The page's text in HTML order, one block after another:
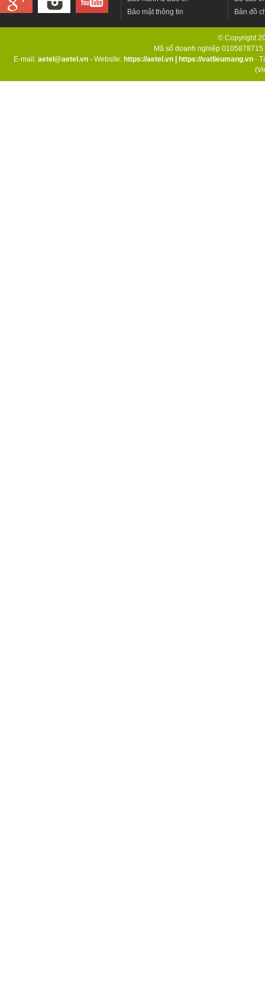
Bảo mật thông tin
Bản đồ
© Copyright
Mã số doanh nghiệp
E-mail: aetel@aetel.vn - Website: https://aetel.vn https://vatlieumang.vn -